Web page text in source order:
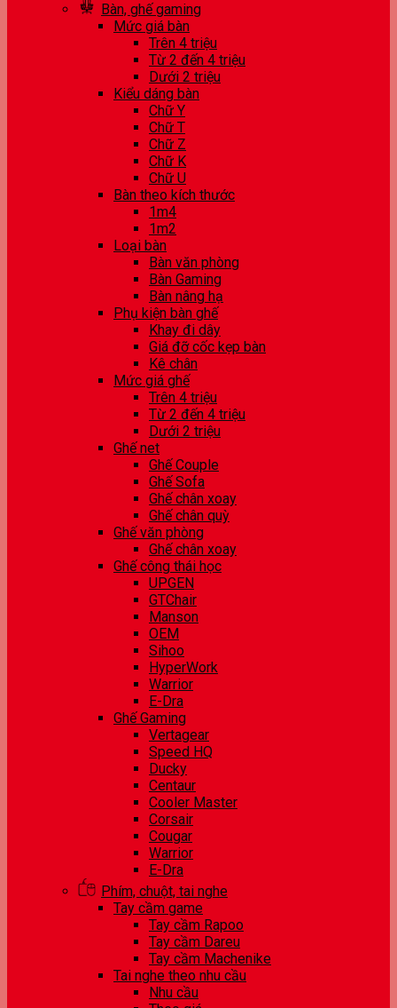
Bàn, ghế gaming
Mức giá bàn
Trên 4 triệu
Từ 2 đến 4 triệu
Dưới 2 triệu
Kiểu dáng bàn
Chữ Y
Chữ T
Chữ Z
Chữ K
Chữ U
Bàn theo kích thước
1m4
1m2
Loại bàn
Bàn văn phòng
Bàn Gaming
Bàn nâng hạ
Phụ kiện bàn ghế
Khay đi dây
Giá đỡ cốc kẹp bàn
Kê chân
Mức giá ghế
Trên 4 triệu
Từ 2 đến 4 triệu
Dưới 2 triệu
Ghế net
Ghế Couple
Ghế Sofa
Ghế chân xoay
Ghế chân quỳ
Ghế văn phòng
Ghế chân xoay
Ghế công thái học
UPGEN
GTChair
Manson
OEM
Sihoo
HyperWork
Warrior
E-Dra
Ghế Gaming
Vertagear
Speed HQ
Ducky
Centaur
Cooler Master
Corsair
Cougar
Warrior
E-Dra
Phím, chuột, tai nghe
Tay cầm game
Tay cầm Rapoo
Tay cầm Dareu
Tay cầm Machenike
Tai nghe theo nhu cầu
Nhu cầu